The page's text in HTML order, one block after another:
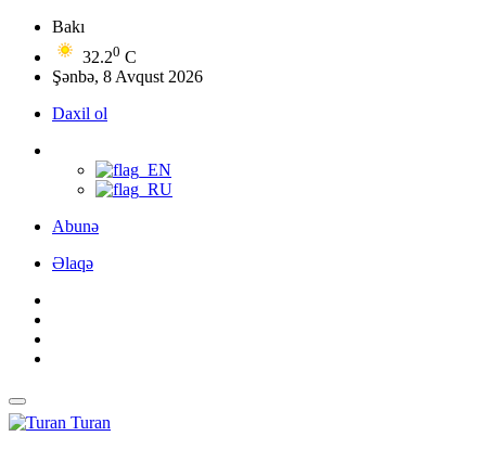
Bakı
32.20 C
Şənbə, 8 Avqust 2026
Daxil ol
Abunə
Əlaqə
Turan